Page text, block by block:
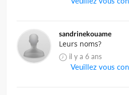
sandrinekouame
Leurs noms?
il y a 6 ans
Veuillez vous